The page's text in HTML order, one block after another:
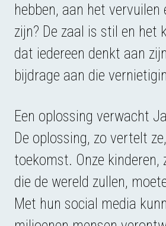
hebben, aan het vervuilen
zijn? De zaal is stil en het
dat iedereen denkt aan
bijdrage aan die
Een oplossing verwacht
De oplossing, zo vertelt
toekomst. Onze kinderen,
die de wereld zullen,
Met hun social media